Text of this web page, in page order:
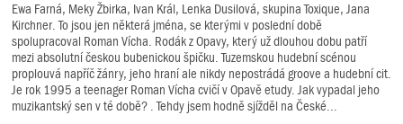
Ewa Farná, Meky Žbirka, Ivan Král, Lenka Dusilová, skupina Toxique, Jana
Kirchner. To jsou jen některá jména, se kterými v poslední době
spolupracoval Roman Vícha. Rodák z Opavy, který už dlouhou dobu patří
mezi absolutní českou bubenickou špičku. Tuzemskou hudební scénou
proplouvá napříč žánry, jeho hraní ale nikdy nepostrádá groove a hudební cit.
Je rok 1995 a teenager Roman Vícha cvičí v Opavě etudy. Jak vypadal jeho
muzikantský sen v té době? . Tehdy jsem hodně sjížděl na České...